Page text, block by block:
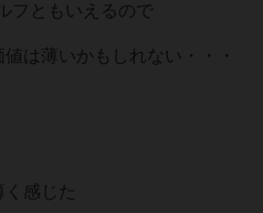
フともいえるので
は薄いかもしれない・・・
感じた